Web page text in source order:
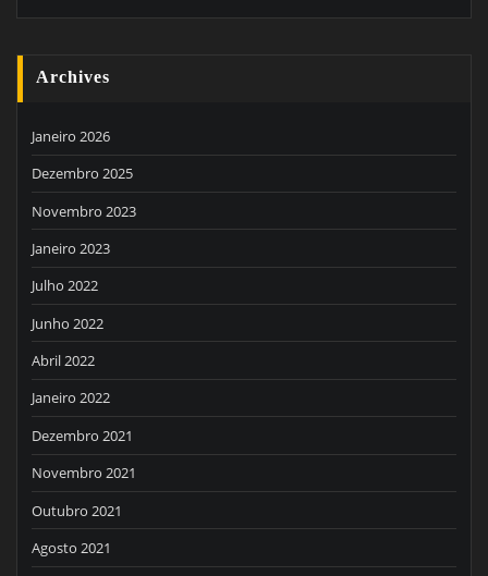
Archives
Janeiro 2026
Dezembro 2025
Novembro 2023
Janeiro 2023
Julho 2022
Junho 2022
Abril 2022
Janeiro 2022
Dezembro 2021
Novembro 2021
Outubro 2021
Agosto 2021